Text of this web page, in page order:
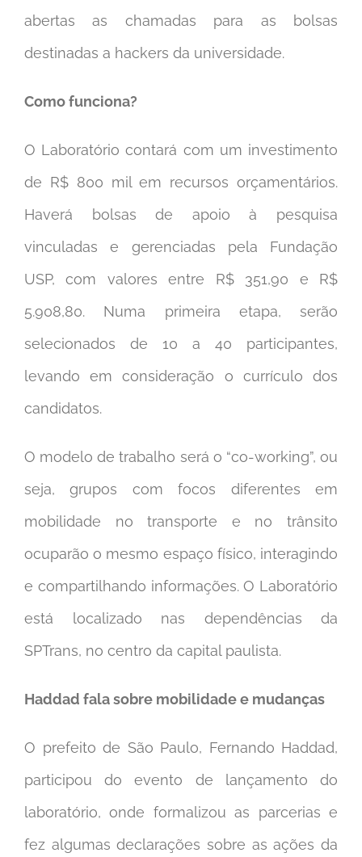
abertas as chamadas para as bolsas
destinadas a hackers da universidade.
Como funciona?
O Laboratório contará com um investimento
de R$ 800 mil em recursos orçamentários.
Haverá bolsas de apoio à pesquisa
vinculadas e gerenciadas pela Fundação
USP, com valores entre R$ 351,90 e R$
5.908,80. Numa primeira etapa, serão
selecionados de 10 a 40 participantes,
levando em consideração o currículo dos
candidatos.
O modelo de trabalho será o “co-working”, ou
seja, grupos com focos diferentes em
mobilidade no transporte e no trânsito
ocuparão o mesmo espaço físico, interagindo
e compartilhando informações. O Laboratório
está localizado nas dependências da
SPTrans, no centro da capital paulista.
Haddad fala sobre mobilidade e mudanças
O prefeito de São Paulo, Fernando Haddad,
participou do evento de lançamento do
laboratório, onde formalizou as parcerias e
fez algumas declarações sobre as ações da